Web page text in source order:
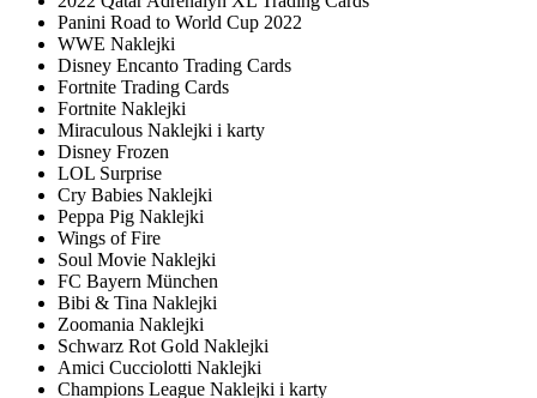
Panini Road to World Cup 2022
WWE Naklejki
Disney Encanto Trading Cards
Fortnite Trading Cards
Fortnite Naklejki
Miraculous Naklejki i karty
Disney Frozen
LOL Surprise
Cry Babies Naklejki
Peppa Pig Naklejki
Wings of Fire
Soul Movie Naklejki
FC Bayern München
Bibi & Tina Naklejki
Zoomania Naklejki
Schwarz Rot Gold Naklejki
Amici Cucciolotti Naklejki
Champions League Naklejki i karty